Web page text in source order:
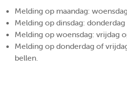
Melding op maandag:
Melding op dinsdag:
Melding op woensdag: vrijdag
Melding op donderdag of
bellen.